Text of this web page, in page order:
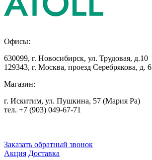
Офисы:
630099, г. Новосибирск, ул. Трудовая, д.10
129343, г. Москва, проезд Серебрякова, д. 6
Магазин:
г. Искитим, ул. Пушкина, 57 (Мария Ра)
тел. +7 (903) 049-67-71
Заказать обратный звонок
Акция Доставка